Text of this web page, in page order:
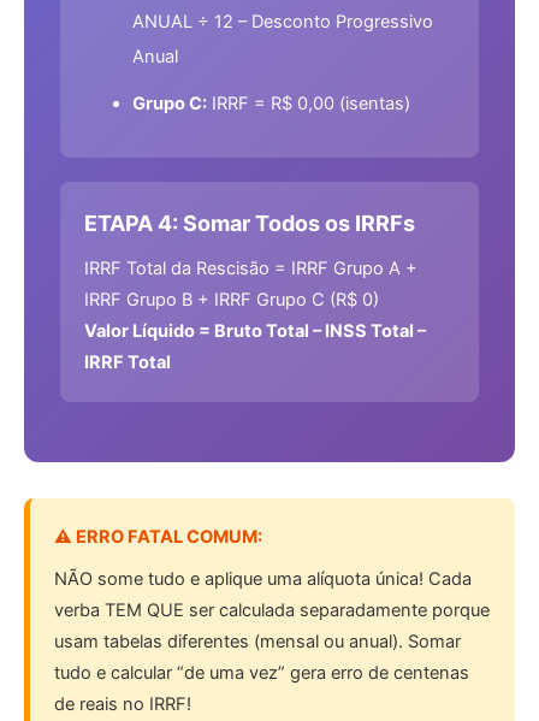
ANUAL ÷ 12 – Desconto Progressivo
Anual
Grupo C: IRRF = R$ 0,00 (isentas)
ETAPA 4: Somar Todos os IRRFs
IRRF Total da Rescisão = IRRF Grupo A +
IRRF Grupo B + IRRF Grupo C (R$ 0)
Valor Líquido = Bruto Total – INSS Total –
IRRF Total
⚠️ ERRO FATAL COMUM:
NÃO some tudo e aplique uma alíquota única! Cada
verba TEM QUE ser calculada separadamente porque
usam tabelas diferentes (mensal ou anual). Somar
tudo e calcular “de uma vez” gera erro de centenas
de reais no IRRF!